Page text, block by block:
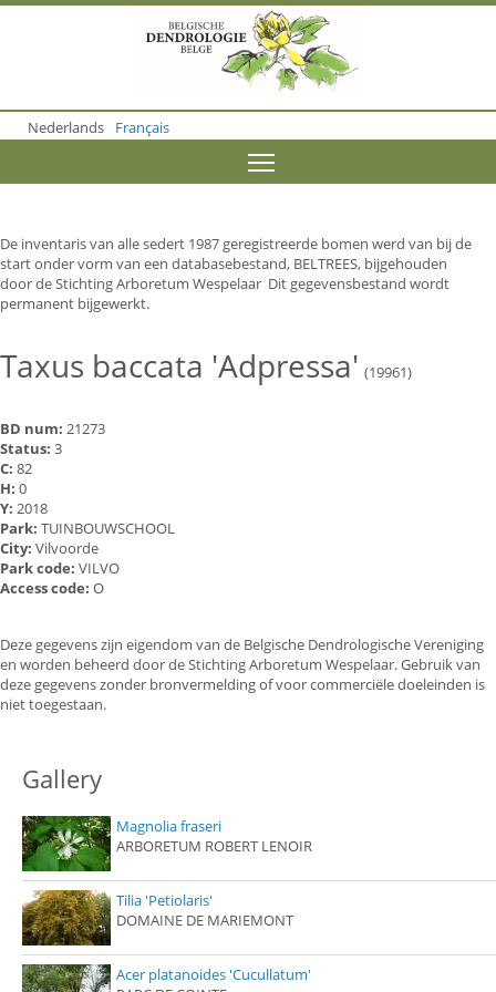
o
m
o
n
t
e
n
Nederlands Français
De inventaris van alle sedert 1987 geregistreerde bomen werd van bij de
start onder vorm van een databasebestand, BELTREES, bijgehouden
door de Stichting Arboretum Wespelaar Dit gegevensbestand wordt
permanent bijgewerkt.
Taxus baccata 'Adpressa' (19961)
BD num: 21273
Status: 3
C: 82
H: 0
Y: 2018
Park: TUINBOUWSCHOOL
City: Vilvoorde
Park code: VILVO
Access code: O
Deze gegevens zijn eigendom van de Belgische Dendrologische Vereniging
en worden beheerd door de Stichting Arboretum Wespelaar. Gebruik van
deze gegevens zonder bronvermelding of voor commerciële doeleinden is
niet toegestaan.
Gallery
Magnolia fraseri
ARBORETUM ROBERT LENOIR
Tilia 'Petiolaris'
DOMAINE DE MARIEMONT
Acer platanoides 'Cucullatum'